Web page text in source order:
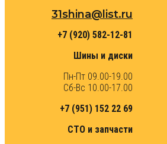
31shina@list.ru
+7 (920) 582-12-81
Шины и диски
Пн-Пт 09.00-19.00
Сб-Вс 10.00-17.00
+7 (951) 152 22 69
СТО и запчасти